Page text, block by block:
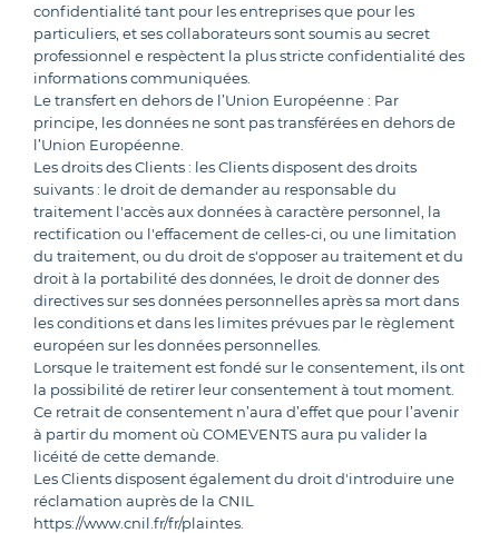
confidentialité tant pour les entreprises que pour les
particuliers, et ses collaborateurs sont soumis au secret
professionnel e respèctent la plus stricte confidentialité des
informations communiquées.
Le transfert en dehors de l’Union Européenne : Par
principe, les données ne sont pas transférées en dehors de
l’Union Européenne.
Les droits des Clients : les Clients disposent des droits
suivants : le droit de demander au responsable du
traitement l'accès aux données à caractère personnel, la
rectification ou l'effacement de celles-ci, ou une limitation
du traitement, ou du droit de s'opposer au traitement et du
droit à la portabilité des données, le droit de donner des
directives sur ses données personnelles après sa mort dans
les conditions et dans les limites prévues par le règlement
européen sur les données personnelles.
Lorsque le traitement est fondé sur le consentement, ils ont
la possibilité de retirer leur consentement à tout moment.
Ce retrait de consentement n’aura d’effet que pour l’avenir
à partir du moment où COMEVENTS aura pu valider la
licéité de cette demande.
Les Clients disposent également du droit d'introduire une
réclamation auprès de la CNIL
https://www.cnil.fr/fr/plaintes.